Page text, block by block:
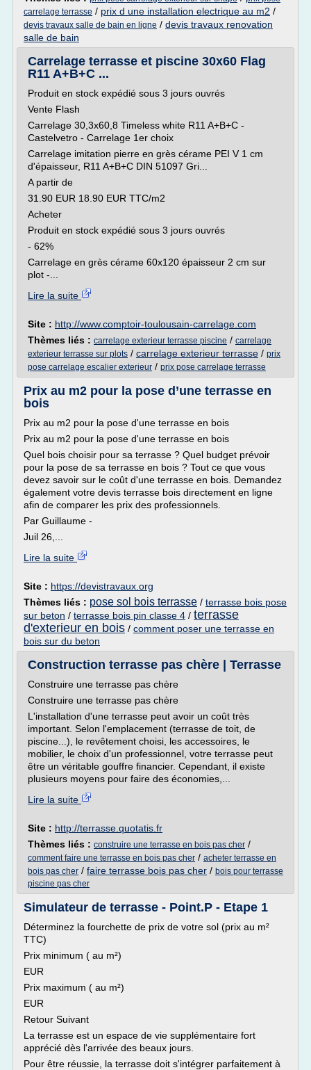
carrelage terrasse / prix d une installation electrique au m2 /
devis travaux salle de bain en ligne / devis travaux renovation
salle de bain
Carrelage terrasse et piscine 30x60 Flag
R11 A+B+C ...
Produit en stock expédié sous 3 jours ouvrés
Vente Flash
Carrelage 30,3x60,8 Timeless white R11 A+B+C -
Castelvetro - Carrelage 1er choix
Carrelage imitation pierre en grès cérame PEI V 1 cm
d'épaisseur, R11 A+B+C DIN 51097 Gri...
A partir de
31.90 EUR 18.90 EUR TTC/m2
Acheter
Produit en stock expédié sous 3 jours ouvrés
- 62%
Carrelage en grès cérame 60x120 épaisseur 2 cm sur
plot -...
Lire la suite
Site : http://www.comptoir-toulousain-carrelage.com
Thèmes liés : carrelage exterieur terrasse piscine / carrelage
exterieur terrasse sur plots / carrelage exterieur terrasse / prix
pose carrelage escalier exterieur / prix pose carrelage terrasse
Prix au m2 pour la pose d’une terrasse en
bois
Prix au m2 pour la pose d'une terrasse en bois
Prix au m2 pour la pose d'une terrasse en bois
Quel bois choisir pour sa terrasse ? Quel budget prévoir
pour la pose de sa terrasse en bois ? Tout ce que vous
devez savoir sur le coût d'une terrasse en bois. Demandez
également votre devis terrasse bois directement en ligne
afin de comparer les prix des professionnels.
Par Guillaume -
Juil 26,...
Lire la suite
Site : https://devistravaux.org
Thèmes liés : pose sol bois terrasse / terrasse bois pose
sur beton / terrasse bois pin classe 4 / terrasse
d'exterieur en bois / comment poser une terrasse en
bois sur du beton
Construction terrasse pas chère | Terrasse
Construire une terrasse pas chère
Construire une terrasse pas chère
L'installation d'une terrasse peut avoir un coût très
important. Selon l'emplacement (terrasse de toit, de
piscine...), le revêtement choisi, les accessoires, le
mobilier, le choix d'un professionnel, votre terrasse peut
être un véritable gouffre financier. Cependant, il existe
plusieurs moyens pour faire des économies,...
Lire la suite
Site : http://terrasse.quotatis.fr
Thèmes liés : construire une terrasse en bois pas cher /
comment faire une terrasse en bois pas cher / acheter terrasse en
bois pas cher / faire terrasse bois pas cher / bois pour terrasse
piscine pas cher
Simulateur de terrasse - Point.P - Etape 1
Déterminez la fourchette de prix de votre sol (prix au m²
TTC)
Prix minimum ( au m²)
EUR
Prix maximum ( au m²)
EUR
Retour Suivant
La terrasse est un espace de vie supplémentaire fort
apprécié dès l'arrivée des beaux jours.
Pour être réussie, la terrasse doit s'intégrer parfaitement à